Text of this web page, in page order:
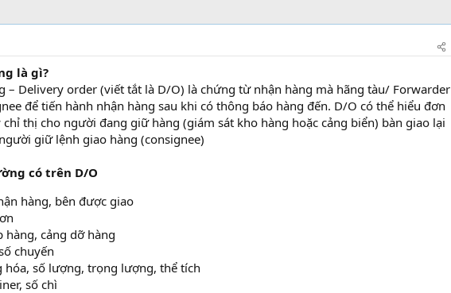
là gì?
– Delivery order (viết tắt là D/O) là chứng từ nhận hàng mà hãng tàu/ Forwarder
để tiến hành nhận hàng sau khi có thông báo hàng đến. D/O có thể hiểu đơn
thị cho người đang giữ hàng (giám sát kho hàng hoặc cảng biển) bàn giao lại
giữ lệnh giao hàng (consignee)
có trên D/O
hàng, bên được giao
hàng, cảng dỡ hàng
chuyến
hóa, số lượng, trọng lượng, thể tích
số chì